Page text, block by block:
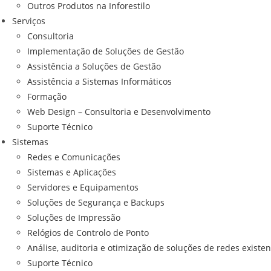
Outros Produtos na Inforestilo
Serviços
Consultoria
Implementação de Soluções de Gestão
Assistência a Soluções de Gestão
Assistência a Sistemas Informáticos
Formação
Web Design – Consultoria e Desenvolvimento
Suporte Técnico
Sistemas
Redes e Comunicações
Sistemas e Aplicações
Servidores e Equipamentos
Soluções de Segurança e Backups
Soluções de Impressão
Relógios de Controlo de Ponto
Análise, auditoria e otimização de soluções de redes
Suporte Técnico